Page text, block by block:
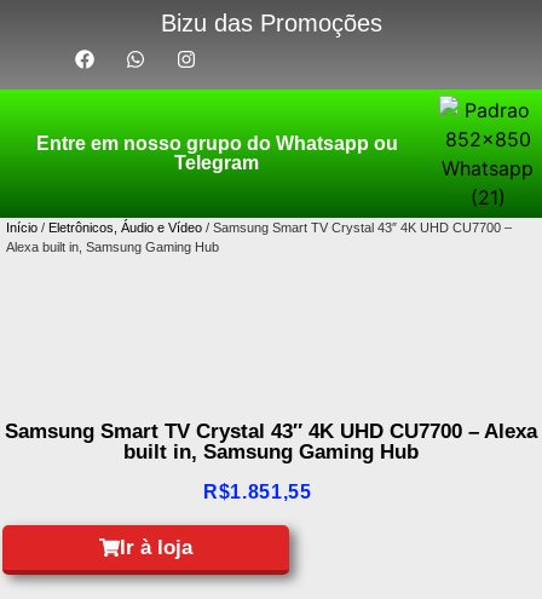
Bizu das Promoções
Entre em nosso grupo do Whatsapp ou
Telegram
Início / Eletrônicos, Áudio e Vídeo / Samsung Smart TV Crystal 43″ 4K UHD CU7700 –
Alexa built in, Samsung Gaming Hub
Samsung Smart TV Crystal 43″ 4K UHD CU7700 – Alexa
built in, Samsung Gaming Hub
R$1.851,55
Ir à loja